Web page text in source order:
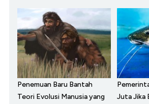
Penemuan Baru Bantah
Teori Evolusi Manusia yang
Juta Jika